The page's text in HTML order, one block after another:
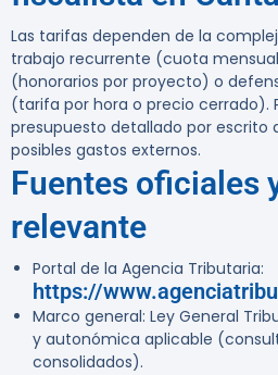
Las tarifas dependen de la
trabajo recurrente (cuota
(honorarios por proyecto) o
(tarifa por hora o precio cerrado).
presupuesto detallado por escrito
posibles gastos externos.
Fuentes oficiales
relevante
Portal de la Agencia Tributaria:
https://
Marco general: Ley General
y autonómica aplicable
consolidados).